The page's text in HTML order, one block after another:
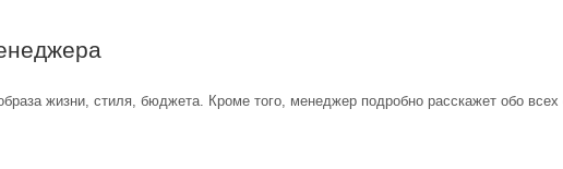
жизни, стиля, бюджета. Кроме того, менеджер подробно расскажет обо всех